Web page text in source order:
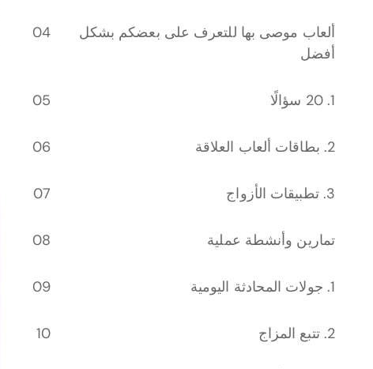
ألعاب موصى بها للتعرف على بعضكم بشكل
أفضل
1. 20 سؤالًا
2. بطاقات ألعاب العلاقة
3. تطبيقات الأزواج
تمارين وأنشطة عملية
1. جولات المحادثة اليومية
2. تتبع المزاج